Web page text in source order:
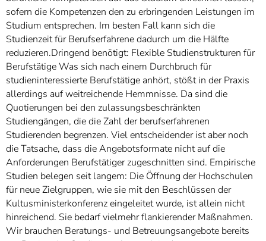
sofern die Kompetenzen den zu erbringenden Leistungen im
Studium entsprechen. Im besten Fall kann sich die
Studienzeit für Berufserfahrene dadurch um die Hälfte
reduzieren.Dringend benötigt: Flexible Studienstrukturen für
Berufstätige Was sich nach einem Durchbruch für
studieninteressierte Berufstätige anhört, stößt in der Praxis
allerdings auf weitreichende Hemmnisse. Da sind die
Quotierungen bei den zulassungsbeschränkten
Studiengängen, die die Zahl der berufserfahrenen
Studierenden begrenzen. Viel entscheidender ist aber noch
die Tatsache, dass die Angebotsformate nicht auf die
Anforderungen Berufstätiger zugeschnitten sind. Empirische
Studien belegen seit langem: Die Öffnung der Hochschulen
für neue Zielgruppen, wie sie mit den Beschlüssen der
Kultusministerkonferenz eingeleitet wurde, ist allein nicht
hinreichend. Sie bedarf vielmehr flankierender Maßnahmen.
Wir brauchen Beratungs- und Betreuungsangebote bereits